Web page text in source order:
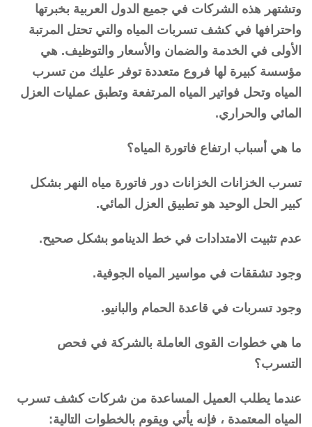
وتشتهر هذه الشركات في جميع الدول العربية بخبرتها
واحترافها في كشف تسربات المياه والتي تحتل المرتبة
الأولى في الخدمة والضمان والأسعار والتوظيف. هي
مؤسسة كبيرة لها فروع متعددة توفر عليك من تسرب
المياه وتحل فواتير المياه المرتفعة وتطبق عمليات العزل
المائي والحراري.
ما هي أسباب ارتفاع فاتورة المياه؟
تسرب الخزانات الخزانات دور فاتورة مياه النهر بشكل
كبير الحل الوحيد هو تطبيق العزل المائي.
عدم تثبيت الامتدادات في خط الدينامو بشكل صحيح.
وجود تشققات في مواسير المياه الجوفية.
وجود تسربات في قاعدة الحمام والبانيو.
ما هي خطوات القوى العاملة بالشركة في فحص
التسرب؟
عندما يطلب العميل المساعدة من شركات كشف تسرب
المياه المعتمدة ، فإنه يأتي ويقوم بالخطوات التالية: